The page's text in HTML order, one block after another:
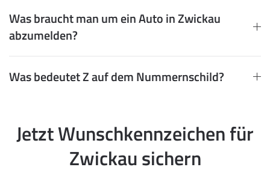
Was braucht man um ein Auto in Zwickau
abzumelden?
Was bedeutet Z auf dem Nummernschild?
Jetzt Wunschkennzeichen für
Zwickau sichern